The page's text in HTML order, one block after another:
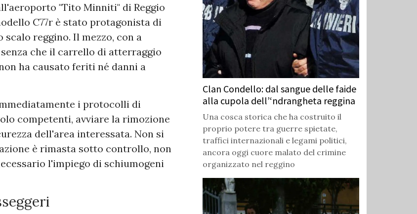
"Tito Minniti" di Reggio
C77r è stato protagonista di
reggino. Il mezzo, con a
che il carrello di atterraggio
ha causato feriti né danni a
i protocolli di
competenti, avviare la rimozione
dell'area interessata. Non si
è rimasta sotto controllo, non
l'impiego di schiumogeni
Clan Condello: dal sangue delle faide
alla cupola dell’‘ndrangheta reggina
Una cosca storica che ha costruito il
proprio potere tra guerre spietate,
traffici internazionali e legami politici,
ancora oggi cuore malato del crimine
organizzato nel reggino